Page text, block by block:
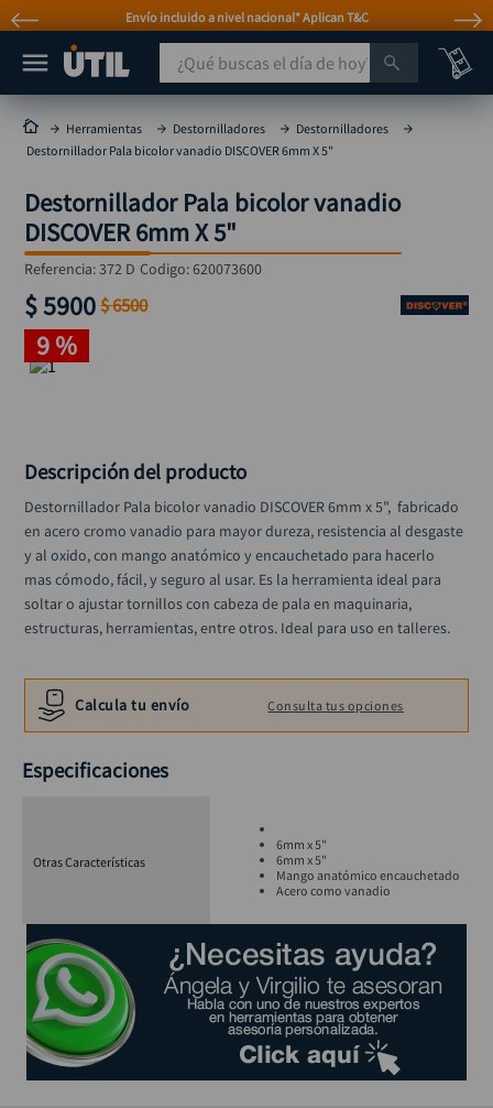
Envío incluido a nivel nacional* Aplican T&C
¿Qué buscas el día de hoy?
Herramientas Destornilladores
Destornilladores
Destornillador Pala bicolor vanadio DISCOVER 6mm X 5"
Destornillador Pala bicolor vanadio
DISCOVER 6mm X 5"
Referencia:372 D Codigo:620073600
$5900 $6500
9 %
Descripción del producto
Destornillador Pala bicolor vanadio DISCOVER 6mm x 5",  fabricado
en acero cromo vanadio para mayor dureza, resistencia al desgaste
y al oxido, con mango anatómico y encauchetado para hacerlo
mas cómodo, fácil, y seguro al usar. Es la herramienta ideal para
soltar o ajustar tornillos con cabeza de pala en maquinaria,
estructuras, herramientas, entre otros. Ideal para uso en talleres.
Calcula tu envío Consulta tus opciones
Especificaciones
Otras Características
6mm x 5"
6mm x 5"
Mango anatómico encauchetado
Acero como vanadio
MÁS BUSCADOS
taladro
taladros pulidoras
compresor
llave
sierra circular
ruteadora
rueda
alicate